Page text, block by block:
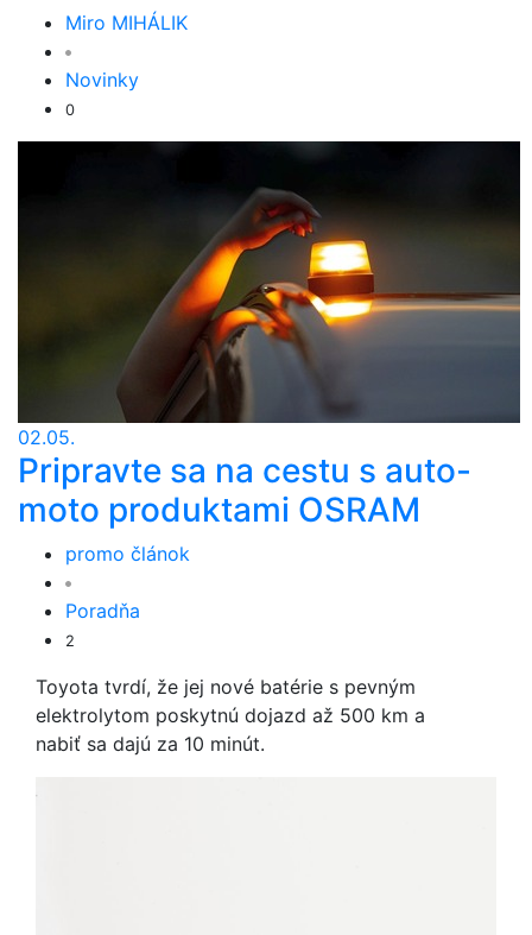
Miro MIHÁLIK
Novinky
0
02.05.
Pripravte sa na cestu s auto-
moto produktami OSRAM
promo článok
Poradňa
2
Toyota tvrdí, že jej nové batérie s pevným
elektrolytom poskytnú dojazd až 500 km a
nabiť sa dajú za 10 minút.